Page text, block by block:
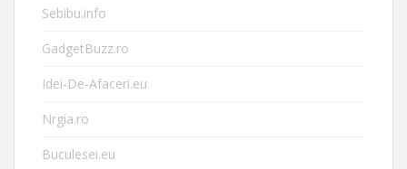
Sebibu.info
GadgetBuzz.ro
Idei-De-Afaceri.eu
Nrgia.ro
Buculesei.eu